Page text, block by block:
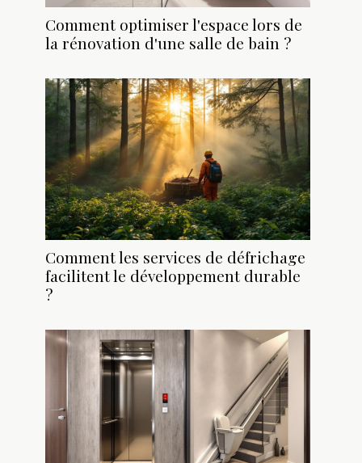
Comment optimiser l'espace lors de
la rénovation d'une salle de bain ?
Comment les services de défrichage
facilitent le développement durable
?